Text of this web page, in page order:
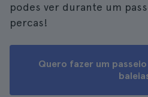
podes ver durante um
percas!
Quero fazer um